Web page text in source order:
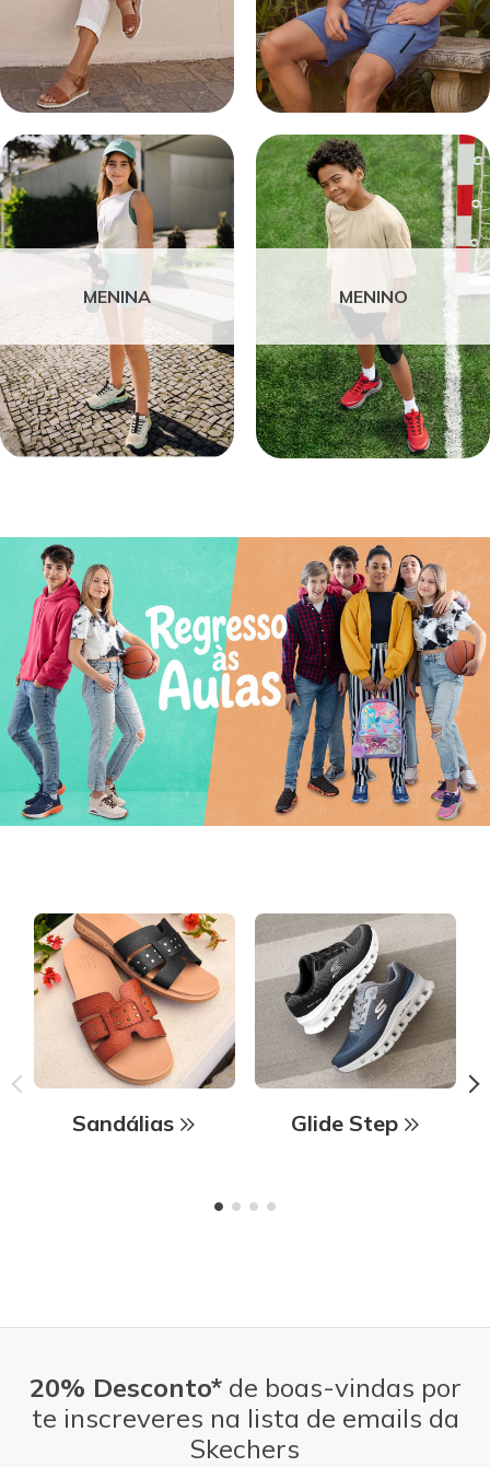
MENINA MENINO
Sandálias Glide Step
20% Desconto*de boas-vindas por
te inscreveres na lista de emails da
Skechers